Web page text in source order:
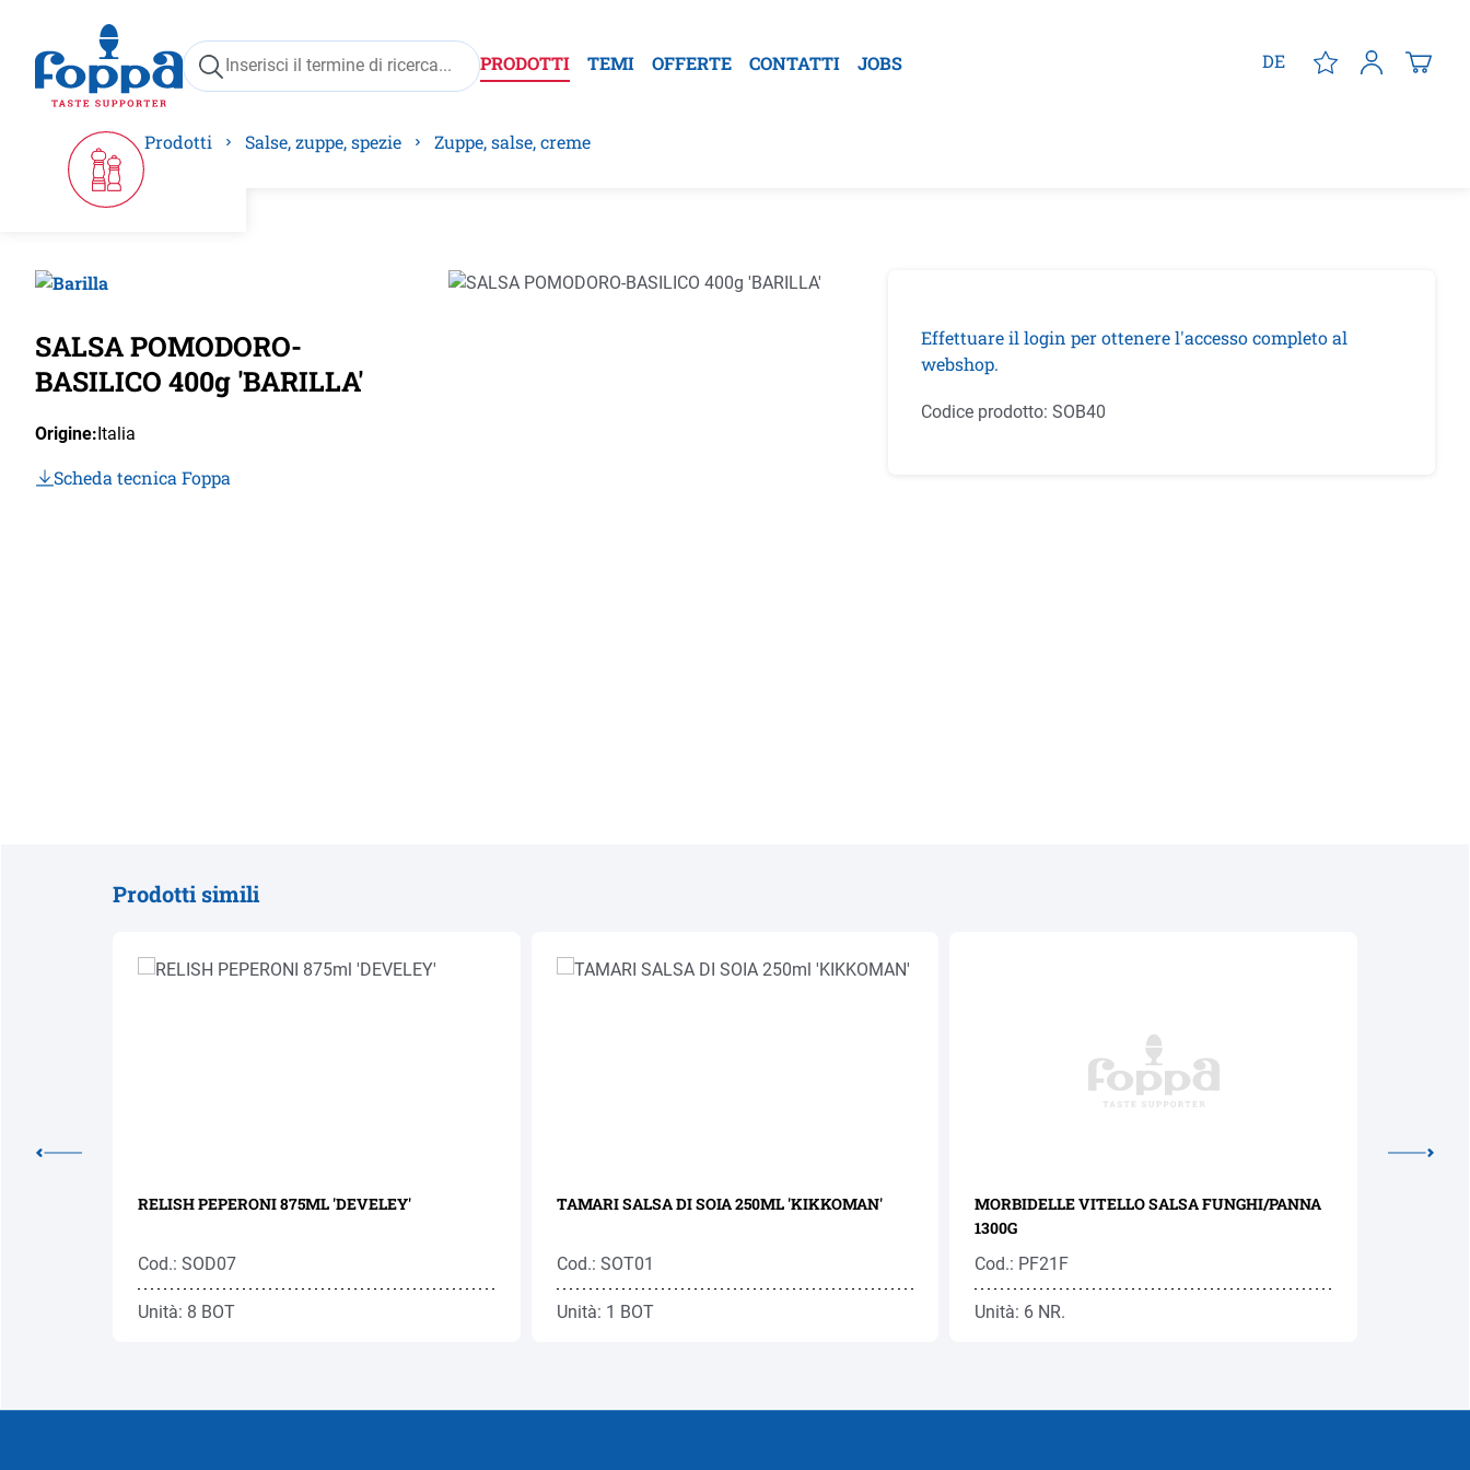
Passa alla navigazione principale
PRODOTTI TEMI OFFERTE CONTATTI JOBS DE
Prodotti Salse, zuppe, spezie Zuppe, salse, creme
SALSA POMODORO-
BASILICO 400g 'BARILLA'
Origine:Italia
Scheda tecnica Foppa
Salta la galleria di immagini
Effettuare il login per ottenere l'accesso completo al
webshop.
Codice prodotto: SOB40
Prodotti simili
RELISH PEPERONI 875ML 'DEVELEY'
Cod.: SOD07
Unità: 8 BOT
TAMARI SALSA DI SOIA 250ML 'KIKKOMAN'
Cod.: SOT01
Unità: 1 BOT
MORBIDELLE VITELLO SALSA FUNGHI/PANNA
1300G
Cod.: PF21F
Unità: 6 NR.